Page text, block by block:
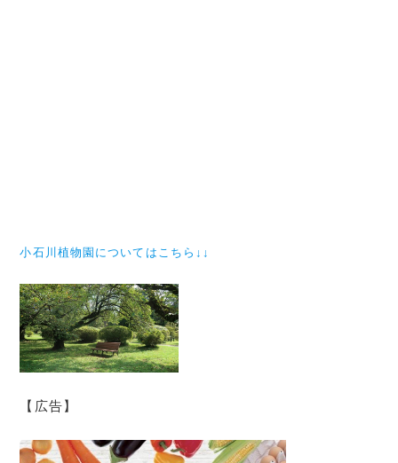
小石川植物園についてはこちら↓↓
【広告】